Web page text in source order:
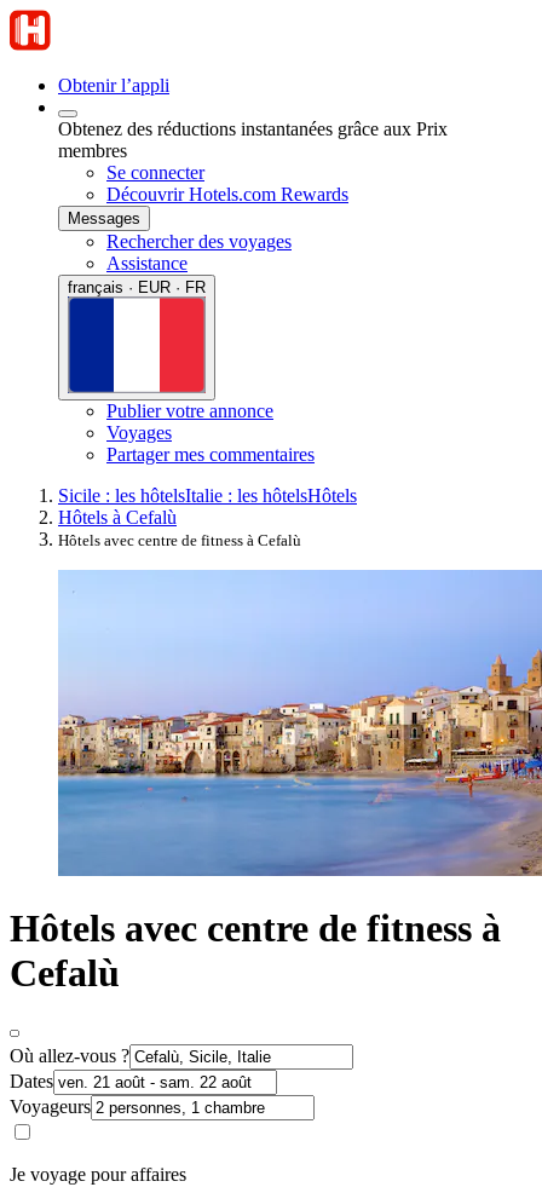
Obtenir l’appli
Obtenez des réductions instantanées grâce aux Prix
membres
Se connecter
Découvrir Hotels.com Rewards
Messages
Rechercher des voyages
Assistance
français · EUR · FR
Publier votre annonce
Voyages
Partager mes commentaires
Sicile : les hôtelsItalie : les hôtelsHôtels
Hôtels à Cefalù
Hôtels avec centre de fitness à Cefalù
Hôtels avec centre de fitness à
Cefalù
Où allez-vous ?
Dates
Voyageurs
Je voyage pour affaires